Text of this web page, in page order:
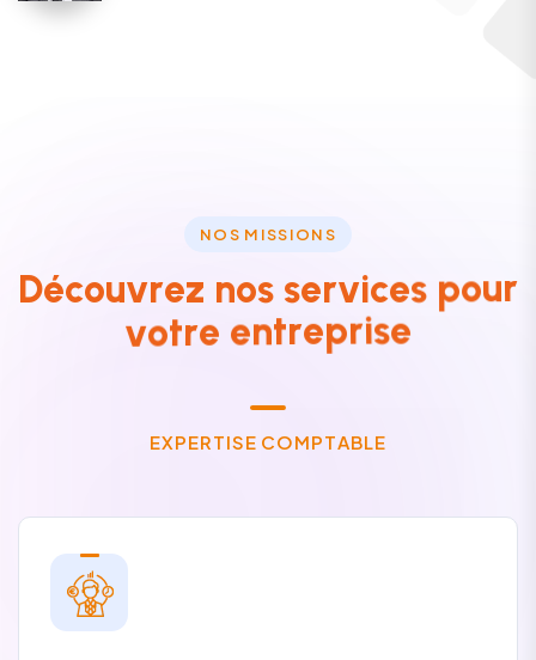
NOS M ISSIONS
Découvrez nos services pour
votre entreprise
EXPERTISE COMPTABLE